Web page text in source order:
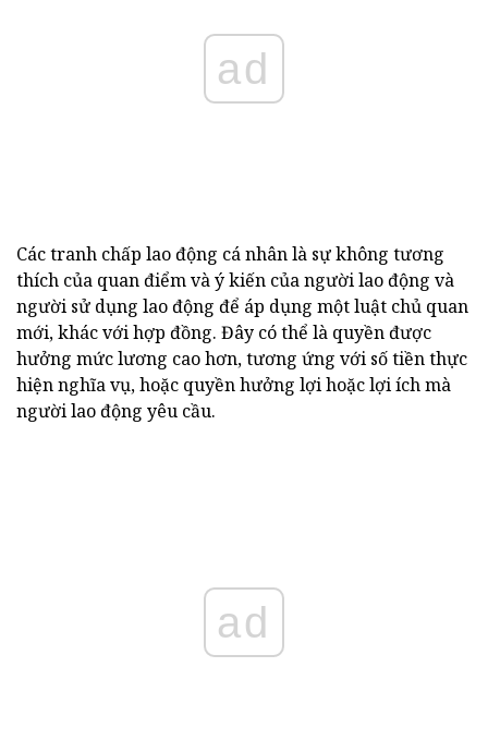
ad
Các tranh chấp lao động cá nhân là sự không tương
thích của quan điểm và ý kiến của người lao động và
người sử dụng lao động để áp dụng một luật chủ quan
mới, khác với hợp đồng. Đây có thể là quyền được
hưởng mức lương cao hơn, tương ứng với số tiền thực
hiện nghĩa vụ, hoặc quyền hưởng lợi hoặc lợi ích mà
người lao động yêu cầu.
ad